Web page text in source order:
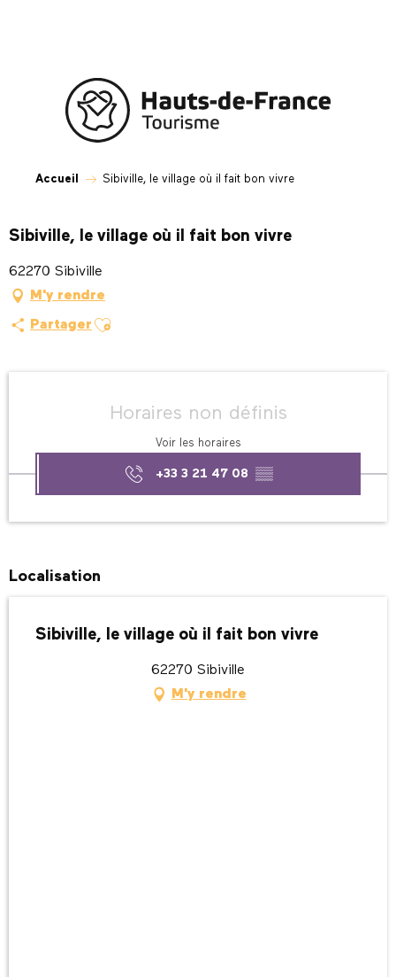
Accueil Sibiville, le village où il fait bon vivre
Sibiville, le village où il fait bon vivre
62270 Sibiville
M'y rendre
Partager Ajouter aux favoris
Horaires non définis
Voir les horaires
+33 3 21 47 08 ▒▒
Localisation
Sibiville, le village où il fait bon vivre
62270 Sibiville
M'y rendre